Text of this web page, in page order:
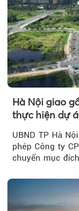
Hà Nội giao
thực hiện dự
UBND TP Hà
phép Công ty
chuyển mục